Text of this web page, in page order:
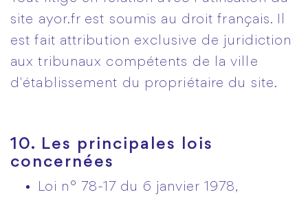
site ayor.fr est soumis au droit français. Il
est fait attribution exclusive de juridiction
aux tribunaux compétents de la ville
d'établissement du propriétaire du site.
10. Les principales lois
concernées
Loi n° 78-17 du 6 janvier 1978,